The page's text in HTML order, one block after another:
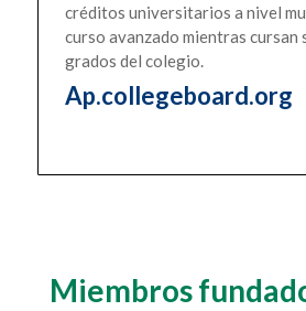
créditos universitarios a nivel
curso avanzado mientras cursan
grados del colegio.
Ap.collegeboard.org
Miembros